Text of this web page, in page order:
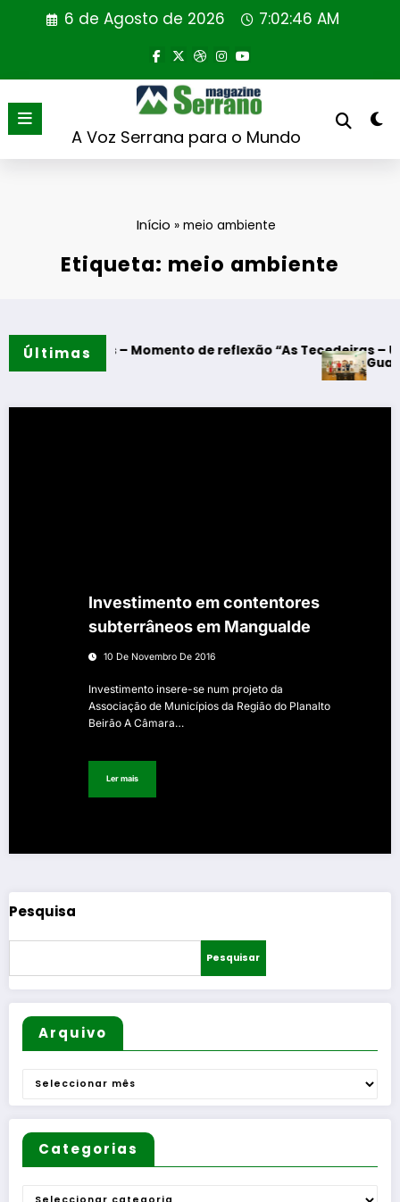
6 de Agosto de 2026 7:02:47 AM
A Voz Serrana para o Mundo
Início » meio ambiente
Etiqueta: meio ambiente
Últimas
Algodres – Momento de reflexão “As Tecedeiras – Uma
Guarda –
Investimento em contentores
subterrâneos em Mangualde
10 De Novembro De 2016
Investimento insere-se num projeto da
Associação de Municípios da Região do Planalto
Beirão A Câmara…
Ler mais
Pesquisa
Pesquisar
Arquivo
Arquivo
Categorias
Categorias